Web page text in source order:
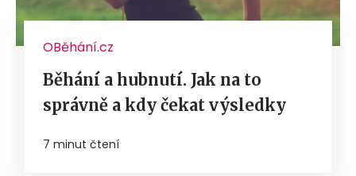
OBěhání.cz
Běhání a hubnutí. Jak na to
správně a kdy čekat výsledky
7 minut čtení